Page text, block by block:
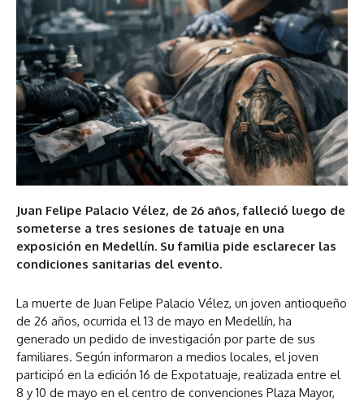
Juan Felipe Palacio Vélez, de 26 años, falleció luego de
someterse a tres sesiones de tatuaje en una
exposición en Medellín. Su familia pide esclarecer las
condiciones sanitarias del evento.
La muerte de Juan Felipe Palacio Vélez, un joven antioqueño
de 26 años, ocurrida el 13 de mayo en Medellín, ha
generado un pedido de investigación por parte de sus
familiares. Según informaron a medios locales, el joven
participó en la edición 16 de Expotatuaje, realizada entre el
8 y 10 de mayo en el centro de convenciones Plaza Mayor,